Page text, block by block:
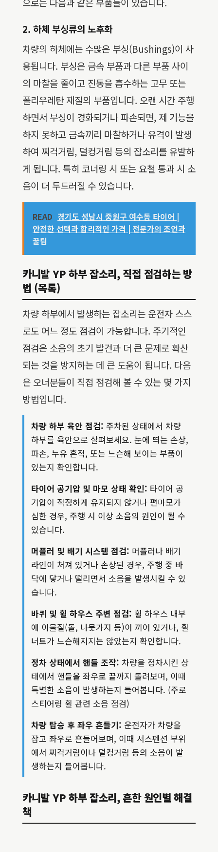
2. 하체 부싱류의 노후화
차량의 하체에는 수많은 부싱(Bushings)이 사
용됩니다. 부싱은 금속 부품과 다른 부품 사이
의 마찰을 줄이고 진동을 흡수하는 고무 또는
폴리우레탄 재질의 부품입니다. 오랜 시간 주행
하면서 부싱이 경화되거나 파손되면, 제 기능을
하지 못하고 금속끼리 마찰하거나 유격이 발생
하여 찌걱거림, 덜컹거림 등의 잡소리를 유발하
게 됩니다. 특히 코너링 시 또는 요철 통과 시 소
음이 더 두드러질 수 있습니다.
READ 경기도 성남시 중원구 여수동 타이어 |
안전한 선택과 합리적인 가격 | 전문가의 조언과
꿀팁
카니발 YP 하부 잡소리, 직접 점검하는 방
법 (목록)
차량 하부에서 발생하는 잡소리는 운전자 스스
로도 어느 정도 점검이 가능합니다. 주기적인
점검은 소음의 초기 발견과 더 큰 문제로 확산
되는 것을 방지하는 데 큰 도움이 됩니다. 다음
은 오너분들이 직접 점검해 볼 수 있는 몇 가지
방법입니다.
차량 하부 육안 점검: 주차된 상태에서 차량
하부를 육안으로 살펴보세요. 눈에 띄는 손상,
파손, 누유 흔적, 또는 느슨해 보이는 부품이
있는지 확인합니다.
타이어 공기압 및 마모 상태 확인: 타이어 공
기압이 적정하게 유지되지 않거나 편마모가
심한 경우, 주행 시 이상 소음의 원인이 될 수
있습니다.
머플러 및 배기 시스템 점검: 머플러나 배기
라인이 처져 있거나 손상된 경우, 주행 중 바
닥에 닿거나 떨리면서 소음을 발생시킬 수 있
습니다.
바퀴 및 휠 하우스 주변 점검: 휠 하우스 내부
에 이물질(돌, 나뭇가지 등)이 끼어 있거나, 휠
너트가 느슨해지지는 않았는지 확인합니다.
정차 상태에서 핸들 조작: 차량을 정차시킨 상
태에서 핸들을 좌우로 끝까지 돌려보며, 이때
특별한 소음이 발생하는지 들어봅니다. (주로
스티어링 휠 관련 소음 점검)
차량 탑승 후 좌우 흔들기: 운전자가 차량을
잡고 좌우로 흔들어보며, 이때 서스펜션 부위
에서 찌걱거림이나 덜컹거림 등의 소음이 발
생하는지 들어봅니다.
카니발 YP 하부 잡소리, 흔한 원인별 해결
책